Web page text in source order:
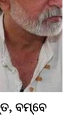
ବମ୍ବେ